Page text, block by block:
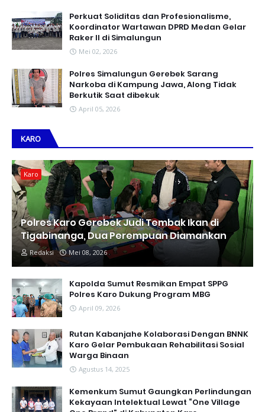
Perkuat Soliditas dan Profesionalisme,
Koordinator Wartawan DPRD Medan Gelar
Raker II di Simalungun
Mei 02, 2026
Polres Simalungun Gerebek Sarang
Narkoba di Kampung Jawa, Along Tidak
Berkutik Saat dibekuk
April 05, 2026
KARO
Karo
Polres Karo Gerebek Judi Tembak Ikan di
Tigabinanga, Dua Perempuan Diamankan
Redaksi Mei 08, 2026
Kapolda Sumut Resmikan Empat SPPG
Polres Karo Dukung Program MBG
April 09, 2026
Rutan Kabanjahe Kolaborasi Dengan BNNK
Karo Gelar Pembukaan Rehabilitasi Sosial
Warga Binaan
Agustus 14, 2025
Kemenkum Sumut Gaungkan Perlindungan
Kekayaan Intelektual Lewat “One Village